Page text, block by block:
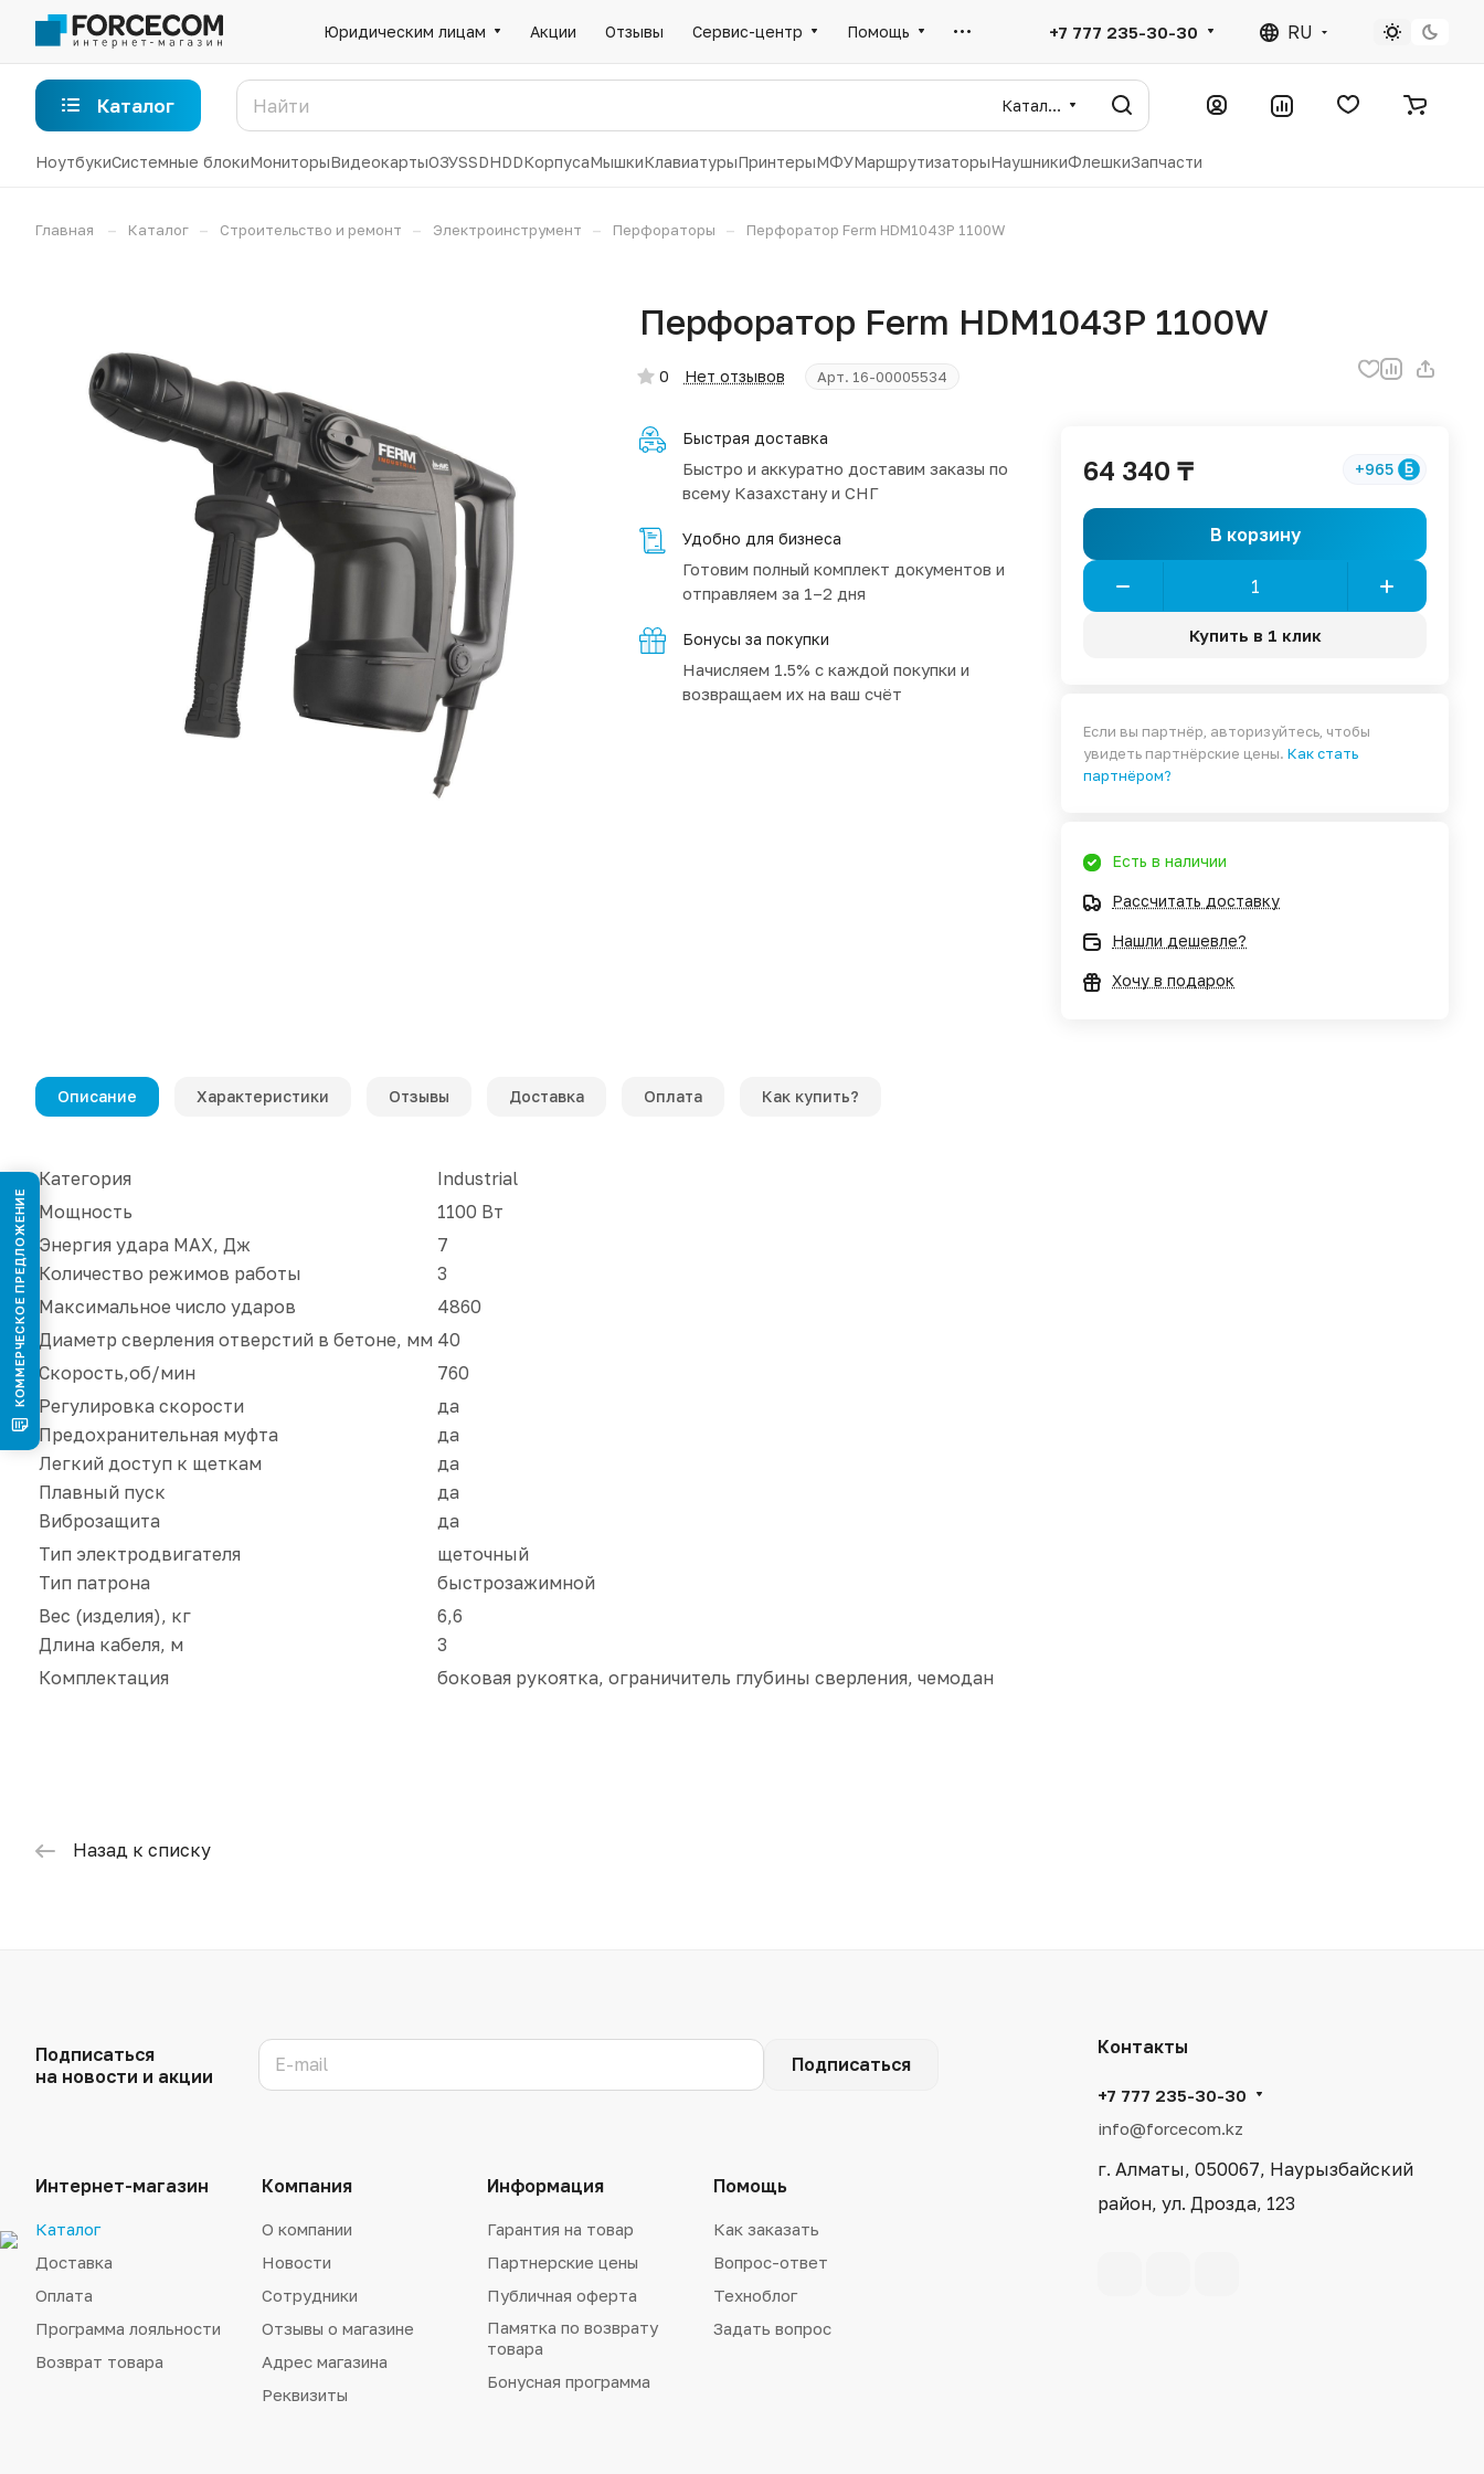
Юридическим лицам Акции Отзывы Сервис-центр Помощь +7 777 235-30-30 RU
Каталог Каталог
НоутбукиСистемные блокиМониторыВидеокартыОЗУSSDHDDКорпусаМышкиКлавиатурыПринтерыМФУМаршрутизаторыНаушникиФлешкиЗапчасти
Главная – Каталог – Строительство и ремонт – Электроинструмент – Перфораторы – Перфоратор Ferm HDM1043P 1100W
Перфоратор Ferm HDM1043P 1100W
0 Нет отзывов Арт. 16-00005534
Быстрая доставка
Быстро и аккуратно доставим заказы по
всему Казахстану и СНГ
Удобно для бизнеса
Готовим полный комплект документов и
отправляем за 1–2 дня
Бонусы за покупки
Начисляем 1.5% с каждой покупки и
возвращаем их на ваш счёт
64 340 ₸ +965
В корзину
Купить в 1 клик
Если вы партнёр, авторизуйтесь, чтобы
увидеть партнёрские цены.Как стать
партнёром?
Есть в наличии
Рассчитать доставку
Нашли дешевле?
Хочу в подарок
Описание Характеристики Отзывы Доставка Оплата Как купить?
Категория
Industrial
Мощность
1100 Вт
Энергия удара MAX, Дж
Количество режимов работы
7
3
Максимальное число ударов
4860
Диаметр сверления отверстий в бетоне, мм 40
Скорость,об/мин
760
Регулировка скорости
Предохранительная муфта
Легкий доступ к щеткам
Плавный пуск
Виброзащита
да
да
да
да
да
Тип электродвигателя
Тип патрона
щеточный
быстрозажимной
Вес (изделия), кг
Длина кабеля, м
6,6
3
Комплектация
боковая рукоятка, ограничитель глубины сверления, чемодан
Назад к списку
Подписаться
на новости и акции
Подписаться
Интернет-магазин
Каталог
Доставка
Оплата
Программа лояльности
Возврат товара
Компания
О компании
Новости
Сотрудники
Отзывы о магазине
Адрес магазина
Реквизиты
Информация
Гарантия на товар
Партнерские цены
Публичная оферта
Памятка по возврату
товара
Бонусная программа
Помощь
Как заказать
Вопрос-ответ
Техноблог
Задать вопрос
Контакты
+7 777 235-30-30
info@forcecom.kz
г. Алматы, 050067, Наурызбайский
район, ул. Дрозда, 123
КОММЕРЧЕСКОЕ ПРЕДЛОЖЕНИЕ